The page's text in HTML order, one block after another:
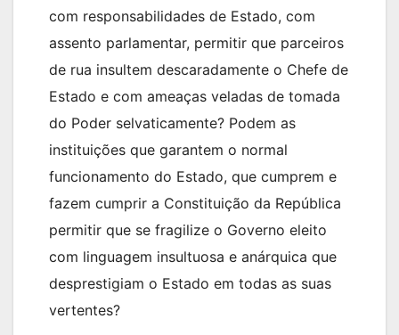
com responsabilidades de Estado, com
assento parlamentar, permitir que parceiros
de rua insultem descaradamente o Chefe de
Estado e com ameaças veladas de tomada
do Poder selvaticamente? Podem as
instituições que garantem o normal
funcionamento do Estado, que cumprem e
fazem cumprir a Constituição da República
permitir que se fragilize o Governo eleito
com linguagem insultuosa e anárquica que
desprestigiam o Estado em todas as suas
vertentes?